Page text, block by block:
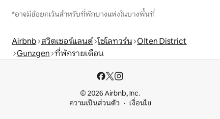
*อาจมีข้อยกเว้นสำหรับที่พักบางแห่งในบางพื้นที่
Airbnb สวิตเซอร์แลนด์ โซโลทวร์น Olten District
Gunzgen ที่พักรายเดือน
© 2026 Airbnb, Inc.
ความเป็นส่วนตัว
เงื่อนไข